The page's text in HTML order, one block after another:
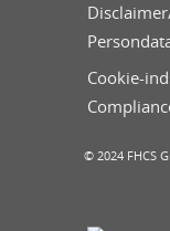
Cookie-
© 2024 FHCS